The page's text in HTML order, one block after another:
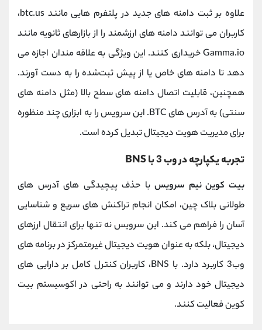
علاوه بر ثبت دامنه ‌های جدید در پلتفرم ‌هایی مانند btc.us،
کاربران می ‌توانند دامنه ‌های ارزشمند را از بازارهای ثانویه مانند
Gamma.io خریداری کنند. این ویژگی به علاقه ‌مندان اجازه می
‌دهد تا دامنه ‌های خاص یا از پیش ‌ثبت‌شده را به دست آورند.
همچنین، قابلیت اتصال دامنه‌ های سطح بالا (مثل دامنه‌ های
سنتی) به آدرس ‌های BTC. این سرویس را به ابزاری چند منظوره
برای مدیریت هویت دیجیتال تبدیل کرده است.
تجربه یکپارچه در وب 3 با BNS
بیت کوین نیم سرویسبا حذف پیچیدگی ‌های آدرس ‌های
طولانی بلاک چین، امکان انجام تراکنش ‌های سریع و شناسایی
آسان را فراهم می کند. این سرویس نه‌ تنها برای انتقال ارزهای
دیجیتال، بلکه به ‌عنوان هویت دیجیتال غیرمتمرکز در برنامه‌ های
وب3 کاربرد دارد. با BNS، کاربران کنترل کامل بر دارایی‌ های
دیجیتال خود دارند و می‌ توانند به راحتی در اکوسیستم بیت‌
کوین فعالیت کنند.